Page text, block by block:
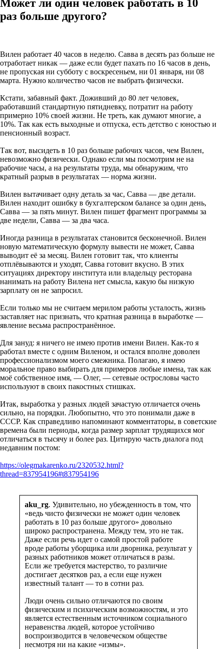
Может ли один человек работать в 10
раз больше другого?
Вилен работает 40 часов в неделю. Савва в десять раз больше не
отработает никак — даже если будет пахать по 16 часов в день,
не пропуская ни субботу с воскресеньем, ни 01 января, ни 08
марта. Нужно количество часов не выбрать физически.
Кстати, забавный факт. Доживший до 80 лет человек,
работавший стандартную пятидневку, потратит на работу
примерно 10% своей жизни. Не треть, как думают многие, а
10%. Так как есть выходные и отпуска, есть детство с юностью и
пенсионный возраст.
Так вот, высидеть в 10 раз больше рабочих часов, чем Вилен,
невозможно физически. Однако если мы посмотрим не на
рабочие часы, а на результаты труда, мы обнаружим, что
кратный разрыв в результатах — норма жизни.
Вилен вытачивает одну деталь за час, Савва — две детали.
Вилен находит ошибку в бухгалтерском балансе за один день,
Савва — за пять минут. Вилен пишет фрагмент программы за
две недели, Савва — за два часа.
Иногда разница в результатах становится бесконечной. Вилен
новую математическую формулу вывести не может, Савва
выводит её за месяц. Вилен готовит так, что клиенты
отплёвываются и уходят, Савва готовит вкусно. В этих
ситуациях директору института или владельцу ресторана
нанимать на работу Вилена нет смысла, какую бы низкую
зарплату он не запросил.
Если только мы не считаем мерилом работы усталость, жизнь
заставляет нас признать, что кратная разница в выработке —
явление весьма распространённое.
Для зануд: я ничего не имею против имени Вилен. Как-то я
работал вместе с одним Виленом, и остался вполне доволен
профессионализмом моего смежника. Полагаю, я имею
моральное право выбирать для примеров любые имена, так как
моё собственное имя, — Олег, — сетевые острословы часто
используют в своих пакостных стишках.
Итак, выработка у разных людей зачастую отличается очень
сильно, на порядки. Любопытно, что это понимали даже в
СССР. Как справедливо напоминают комментаторы, в советские
времена были периоды, когда размер зарплат трудящихся мог
отличаться в тысячу и более раз. Цитирую часть диалога под
недавним постом:
https://olegmakarenko.ru/2320532.html?
thread=837954196#t837954196
aku_rg. Удивительно, но убежденность в том, что
«ведь чисто физически не может один человек
работать в 10 раз больше другого» довольно
широко распространена. Между тем, это не так.
Даже если речь идет о самой простой работе
вроде работы уборщика или дворника, результат у
разных работников может отличаться в разы.
Если же требуется мастерство, то различие
достигает десятков раз, а если еще нужен
известный талант — то в сотни раз.
Люди очень сильно отличаются по своим
физическим и психическим возможностям, и это
является естественным источником социального
неравенства людей, которое устойчиво
воспроизводится в человеческом обществе
несмотря ни на какие «измы».